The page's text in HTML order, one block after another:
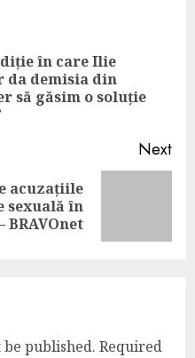
în care Ilie
da demisia din
să găsim o soluție
Next
acuzațiile
sexuală în
published. Required